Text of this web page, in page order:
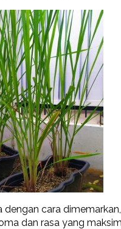
cara
dan rasa yang